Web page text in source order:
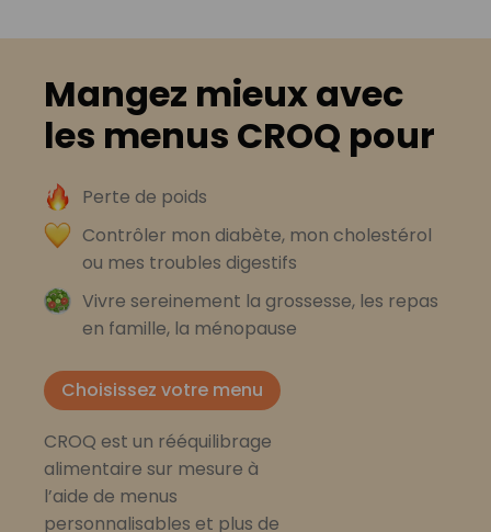
Mangez mieux avec
les menus CROQ pour
Perte de poids
Contrôler mon diabète, mon cholestérol
ou mes troubles digestifs
Vivre sereinement la grossesse, les repas
en famille, la ménopause
Choisissez votre menu
CROQ est un rééquilibrage
alimentaire sur mesure à
l’aide de menus
personnalisables et plus de